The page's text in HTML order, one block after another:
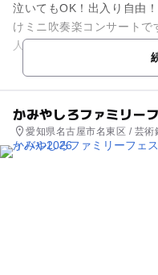
泣いてもOK！出入り自由
けミニ吹奏楽コンサート
人まで。子どもには最高
かみやしろファミリー
愛知県名古屋市名東区 / 芸